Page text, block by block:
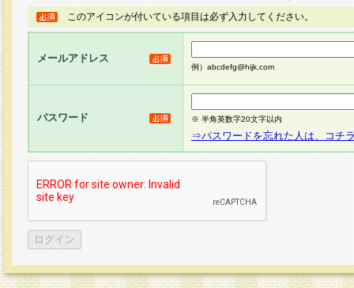
このアイコンが付いている項目は必ず入力してください。
メールアドレス
例）abcdefg@hijk.com
パスワード ※ 半角英数字20文字以内
⇒パスワードを忘れた人は、コチ